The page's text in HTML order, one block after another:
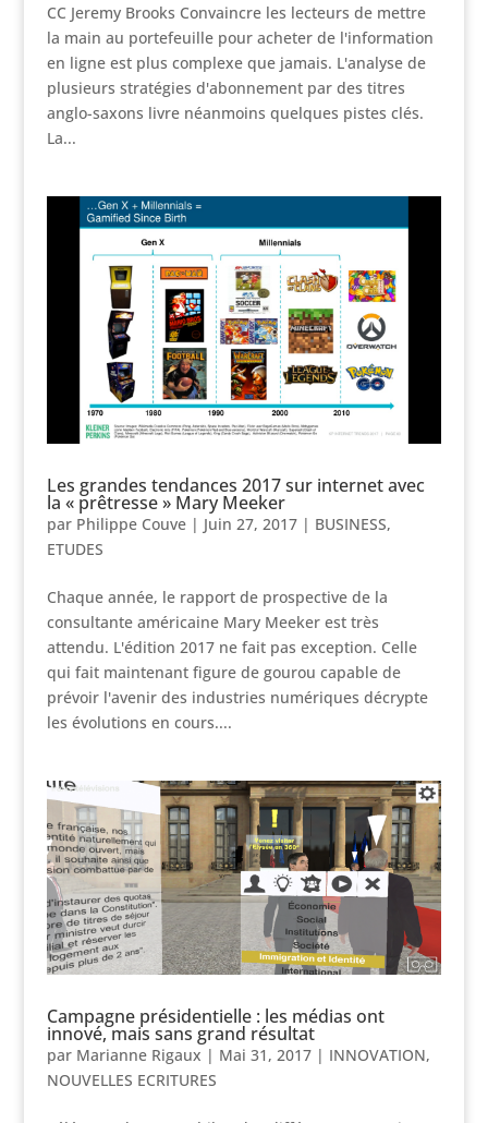
CC Jeremy Brooks Convaincre les lecteurs de mettre
la main au portefeuille pour acheter de l'information
en ligne est plus complexe que jamais. L'analyse de
plusieurs stratégies d'abonnement par des titres
anglo-saxons livre néanmoins quelques pistes clés.
La...
Les grandes tendances 2017 sur internet avec
la « prêtresse » Mary Meeker
par Philippe Couve| Juin 27, 2017| BUSINESS,
ETUDES
Chaque année, le rapport de prospective de la
consultante américaine Mary Meeker est très
attendu. L'édition 2017 ne fait pas exception. Celle
qui fait maintenant figure de gourou capable de
prévoir l'avenir des industries numériques décrypte
les évolutions en cours....
Campagne présidentielle : les médias ont
innové, mais sans grand résultat
par Marianne Rigaux | Mai 31, 2017| INNOVATION,
NOUVELLES ECRITURES